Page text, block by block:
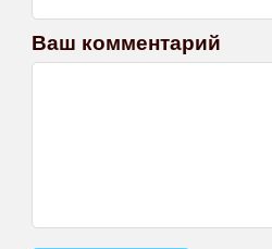
Ваш комментарий